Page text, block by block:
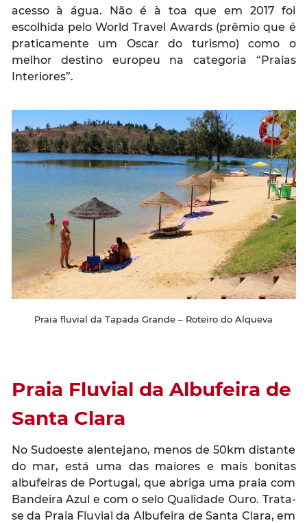
acesso à água. Não é à toa que em 2017 foi
escolhida pelo World Travel Awards (prêmio que é
praticamente um Oscar do turismo) como o
melhor destino europeu na categoria “Praias
Interiores”.
Praia fluvial da Tapada Grande – Roteiro do Alqueva
Praia Fluvial da Albufeira de
Santa Clara
No Sudoeste alentejano, menos de 50km distante
do mar, está uma das maiores e mais bonitas
albufeiras de Portugal, que abriga uma praia com
Bandeira Azul e com o selo Qualidade Ouro. Trata-
se da Praia Fluvial da Albufeira de Santa Clara, em